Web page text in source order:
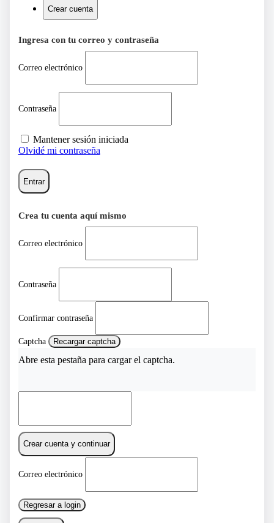
Crear cuenta
Ingresa con tu correo y contraseña
Correo electrónico
Contraseña
Mantener sesión iniciada
Olvidé mi contraseña
Entrar
Crea tu cuenta aquí mismo
Correo electrónico
Contraseña
Confirmar contraseña
Captcha Recargar captcha
Abre esta pestaña para cargar el captcha.
Crear cuenta y continuar
Correo electrónico
Regresar a login